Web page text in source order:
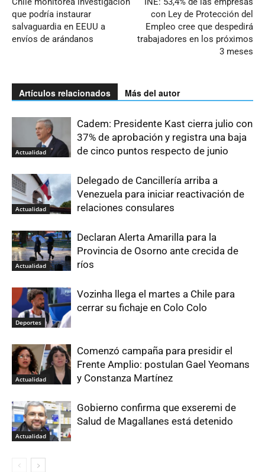
que podría instaurar
salvaguardia en EEUU a
envíos de arándanos
con Ley de Protección del
Empleo cree que despedirá
trabajadores en los próximos
3 meses
Artículos relacionados Más del autor
Actualidad
Cadem: Presidente Kast cierra julio con
37% de aprobación y registra una baja
de cinco puntos respecto de junio
Actualidad
Delegado de Cancillería arriba a
Venezuela para iniciar reactivación de
relaciones consulares
Actualidad
Declaran Alerta Amarilla para la
Provincia de Osorno ante crecida de
ríos
Deportes
Vozinha llega el martes a Chile para
cerrar su fichaje en Colo Colo
Actualidad
Comenzó campaña para presidir el
Frente Amplio: postulan Gael Yeomans
y Constanza Martínez
Actualidad
Gobierno confirma que exseremi de
Salud de Magallanes está detenido